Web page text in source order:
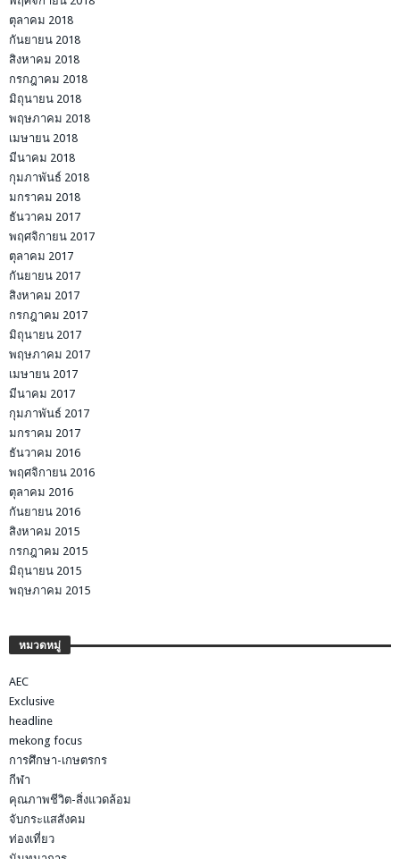
ตุลาคม 2018
กันยายน 2018
สิงหาคม 2018
กรกฎาคม 2018
มิถุนายน 2018
พฤษภาคม 2018
เมษายน 2018
มีนาคม 2018
กุมภาพันธ์ 2018
มกราคม 2018
ธันวาคม 2017
พฤศจิกายน 2017
ตุลาคม 2017
กันยายน 2017
สิงหาคม 2017
กรกฎาคม 2017
มิถุนายน 2017
พฤษภาคม 2017
เมษายน 2017
มีนาคม 2017
กุมภาพันธ์ 2017
มกราคม 2017
ธันวาคม 2016
พฤศจิกายน 2016
ตุลาคม 2016
กันยายน 2016
สิงหาคม 2015
กรกฎาคม 2015
มิถุนายน 2015
พฤษภาคม 2015
หมวดหมู่
AEC
Exclusive
headline
mekong focus
การศึกษา-เกษตรกร
กีฬา
คุณภาพชีวิต-สิ่งแวดล้อม
จับกระแสสังคม
ท่องเที่ยว